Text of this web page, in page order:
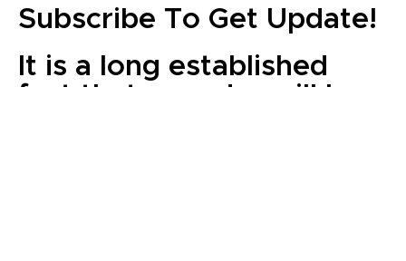
Subscribe To Get Update!
It is a long established
fact that a reader will be